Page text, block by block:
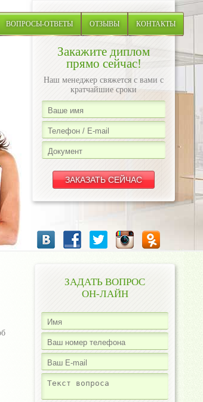
ВОПРОСЫ-ОТВЕТЫ ОТЗЫВЫ КОНТАКТЫ
Закажите диплом
прямо сейчас!
Наш менеджер свяжется с вами с
кратчайшие сроки
ЗАДАТЬ ВОПРОС
ОН-ЛАЙН